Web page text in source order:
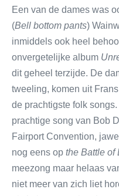
Een van de dames was
(Bell bottom pants)
inmiddels ook heel
onvergetelijke album
dit geheel terzijde. De
tweeling, komen uit
de prachtigste folk
prachtige song van Bob
Fairport Convention,
nog eens op the Battle of
meezong maar helaas
niet meer van zich liet